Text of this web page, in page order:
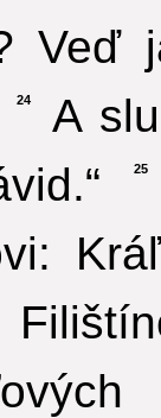
Veď
24
A
25